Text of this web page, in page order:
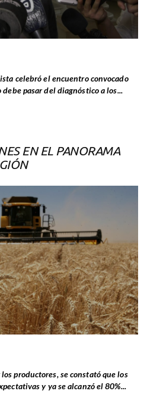
celebró el encuentro convocado
pasar del diagnóstico a los...
EN EL PANORAMA
productores, se constató que los
y ya se alcanzó el 80%...